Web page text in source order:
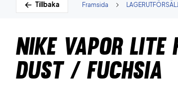
Tillbaka Framsida
Nike Vapor Lite
Dust / Fuchsia